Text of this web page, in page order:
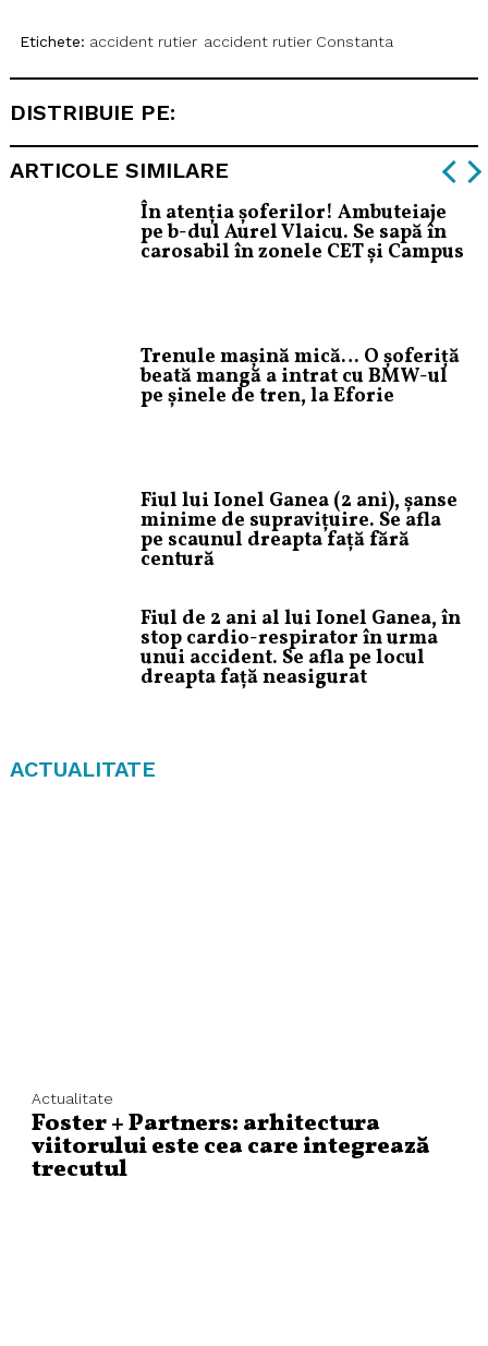
Etichete: accident rutier accident rutier Constanta
DISTRIBUIE PE:
ARTICOLE SIMILARE
În atenția șoferilor! Ambuteiaje
pe b-dul Aurel Vlaicu. Se sapă în
carosabil în zonele CET și Campus
Trenule mașină mică… O șoferiță
beată mangă a intrat cu BMW-ul
pe șinele de tren, la Eforie
Fiul lui Ionel Ganea (2 ani), șanse
minime de supravițuire. Se afla
pe scaunul dreapta față fără
centură
Fiul de 2 ani al lui Ionel Ganea, în
stop cardio-respirator în urma
unui accident. Se afla pe locul
dreapta față neasigurat
ACTUALITATE
Actualitate
Foster + Partners: arhitectura
viitorului este cea care integrează
trecutul